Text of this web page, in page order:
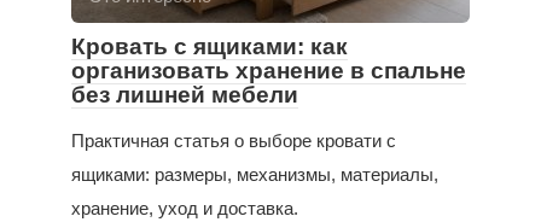
Кровать с ящиками: как
организовать хранение в спальне
без лишней мебели
Практичная статья о выборе кровати с
ящиками: размеры, механизмы, материалы,
хранение, уход и доставка.